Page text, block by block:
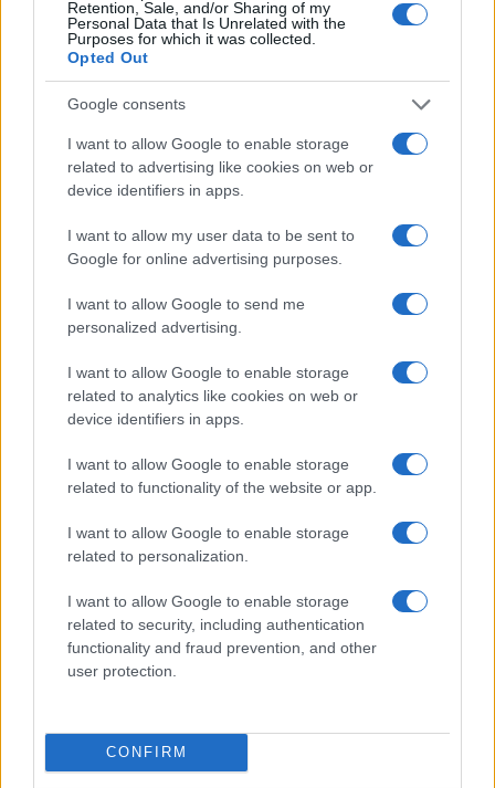
Retention, Sale, and/or Sharing of my
Personal Data that Is Unrelated with the
Purposes for which it was collected.
Opted Out
Google consents
I want to allow Google to enable storage
related to advertising like cookies on web or
device identifiers in apps.
I want to allow my user data to be sent to
Google for online advertising purposes.
I want to allow Google to send me
personalized advertising.
I want to allow Google to enable storage
related to analytics like cookies on web or
device identifiers in apps.
I want to allow Google to enable storage
related to functionality of the website or app.
I want to allow Google to enable storage
related to personalization.
I want to allow Google to enable storage
related to security, including authentication
functionality and fraud prevention, and other
user protection.
CONFIRM
Λωρίδα της Γάζας: Το Ισραήλ λέει ότι ελέγχει τη Ράφα
22/08/2024 - 9:07πμ
ΚΟΣΜΟΣ
κατάπαυσης του πυρός
3/06/2024 - 11:25πμ